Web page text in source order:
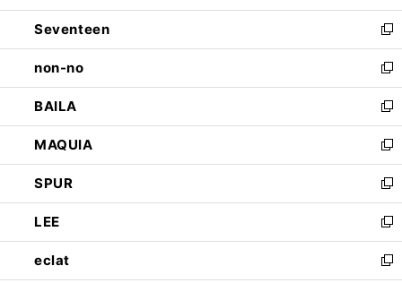
開
く
ウ
で
開
く
ン
ド
ウ
で
開
く
Seventeen
新
し
い
ウ
ィ
ン
ド
ウ
で
開
く
non-no
新
し
い
ウ
ィ
ン
ド
ウ
で
開
く
BAILA
新
し
い
ウ
ィ
ン
ド
ウ
で
開
MAQUIA
新
し
い
ウ
ィ
ン
ド
SPUR
新
し
い
ウ
ィ
LEE
新
し
い
eclat
新